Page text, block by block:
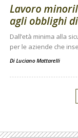
Lavoro
agli obblighi
Dall’età minima alla
per le aziende che
Di Luciano Mattarelli